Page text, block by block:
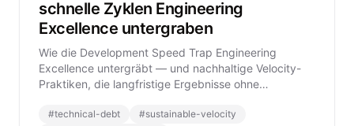
schnelle Zyklen Engineering
Excellence untergraben
Wie die Development Speed Trap Engineering
Excellence untergräbt — und nachhaltige Velocity-
Praktiken, die langfristige Ergebnisse ohne
#technical-debt #sustainable-velocity